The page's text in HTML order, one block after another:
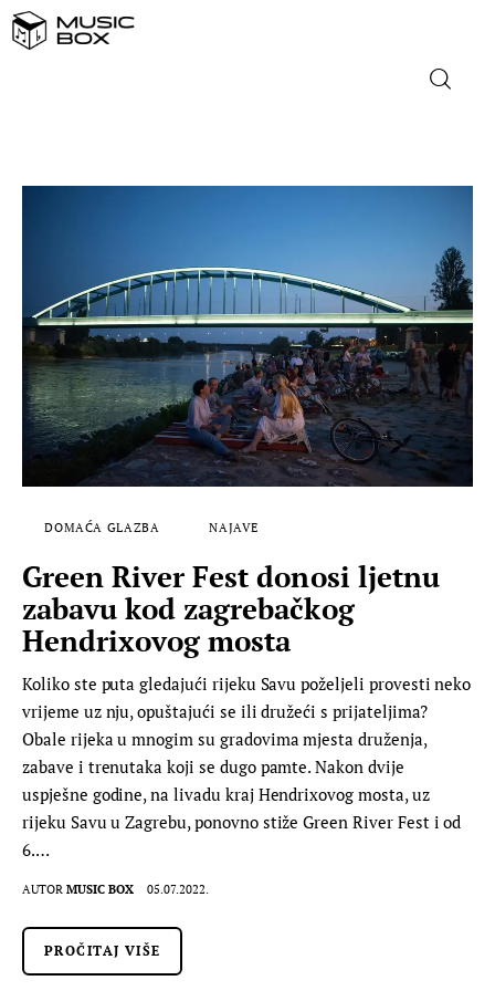
STRANA GLAZBA
FILM
MUSIC BOX
DOMAĆA GLAZBA NAJAVE
Green River Fest donosi ljetnu
zabavu kod zagrebačkog
Hendrixovog mosta
Koliko ste puta gledajući rijeku Savu poželjeli provesti neko
vrijeme uz nju, opuštajući se ili družeći s prijateljima?
Obale rijeka u mnogim su gradovima mjesta druženja,
zabave i trenutaka koji se dugo pamte. Nakon dvije
uspješne godine, na livadu kraj Hendrixovog mosta, uz
rijeku Savu u Zagrebu, ponovno stiže Green River Fest i od
6.…
AUTOR MUSIC BOX 05.07.2022.
PROČITAJ VIŠE